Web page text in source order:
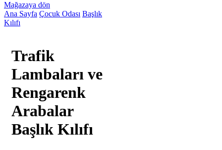
Mağazaya dön
Ana Sayfa Çocuk Odası Başlık
Kılıfı
Trafik
Lambaları ve
Rengarenk
Arabalar
Başlık Kılıfı